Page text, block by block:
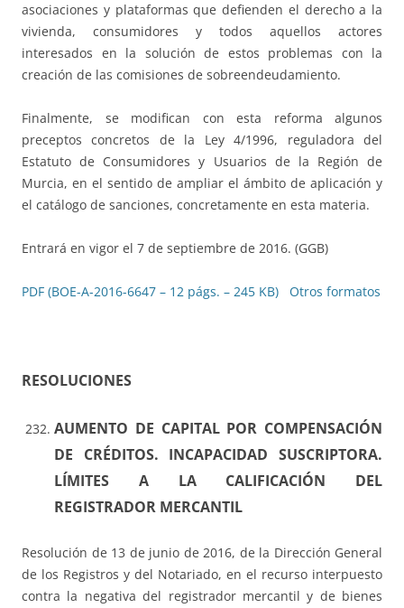
asociaciones y plataformas que defienden el derecho a la
vivienda, consumidores y todos aquellos actores
interesados en la solución de estos problemas con la
creación de las comisiones de sobreendeudamiento.
Finalmente, se modifican con esta reforma algunos
preceptos concretos de la Ley 4/1996, reguladora del
Estatuto de Consumidores y Usuarios de la Región de
Murcia, en el sentido de ampliar el ámbito de aplicación y
el catálogo de sanciones, concretamente en esta materia.
Entrará en vigor el 7 de septiembre de 2016. (GGB)
PDF (BOE-A-2016-6647 – 12 págs. – 245 KB) Otros formatos
RESOLUCIONES
AUMENTO DE CAPITAL POR COMPENSACIÓN
DE CRÉDITOS. INCAPACIDAD SUSCRIPTORA.
LÍMITES A LA CALIFICACIÓN DEL
REGISTRADOR MERCANTIL
Resolución de 13 de junio de 2016, de la Dirección General
de los Registros y del Notariado, en el recurso interpuesto
contra la negativa del registrador mercantil y de bienes